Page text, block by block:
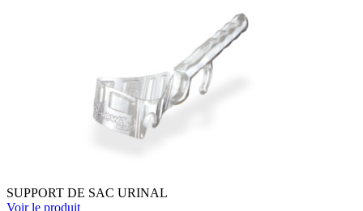
SUPPORT DE SAC URINAL
Voir le produit